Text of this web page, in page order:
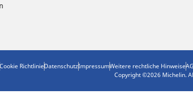
Cookie RichtlinieDatenschutzImpressumWeitere rechtliche Hinweise
Copyright ©2026 Michelin.